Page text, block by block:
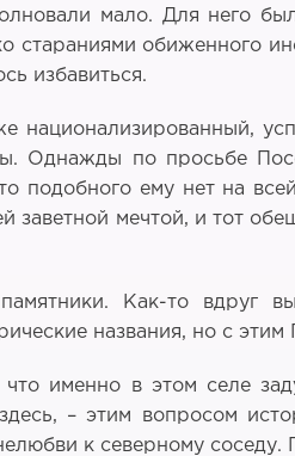
мало. Для него
стараниями обиженного
избавиться.
национализированный,
Однажды по просьбе
подобного ему нет на
заветной мечтой, и тот
памятники. Как-то
названия, но с
что именно в этом селе
– этим вопросом
к северному